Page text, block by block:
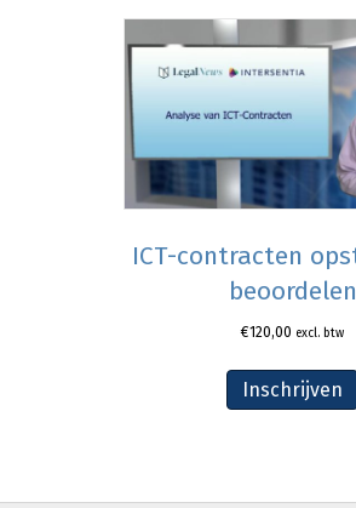
ICT-contracten
beoordelen
€120,00 excl. btw
Inschrijven